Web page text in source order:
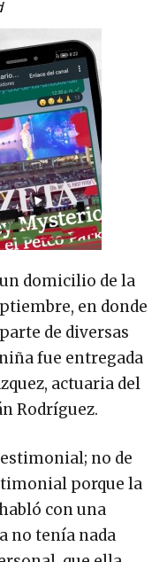
domicilio de la
en donde
de diversas
fue entregada
actuaria del
Rodríguez.
no de
porque la
con una
no tenía nada